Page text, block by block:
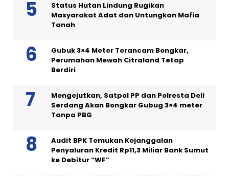
Status Hutan Lindung Rugikan
Masyarakat Adat dan Untungkan Mafia
Tanah
Gubuk 3×4 Meter Terancam Bongkar,
Perumahan Mewah Citraland Tetap
Berdiri
Mengejutkan, Satpol PP dan Polresta Deli
Serdang Akan Bongkar Gubug 3×4 meter
Tanpa PBG
Audit BPK Temukan Kejanggalan
Penyaluran Kredit Rp11,3 Miliar Bank Sumut
ke Debitur “WF”